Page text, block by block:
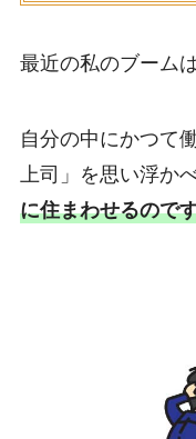
最近の私のブームは
自分の中にかつて
上司」を思い浮か
に住まわせるので